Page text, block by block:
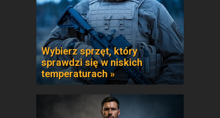
Wybierz sprzęt, który
sprawdzi się w niskich
temperaturach »